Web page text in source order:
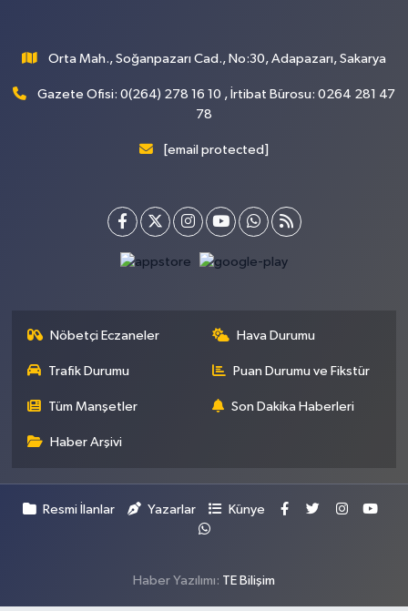
Orta Mah., Soğanpazarı Cad., No:30, Adapazarı, Sakarya
Gazete Ofisi: 0(264) 278 16 10 , İrtibat Bürosu: 0264 281 47
78
[email protected]
Nöbetçi Eczaneler Hava Durumu
Trafik Durumu Puan Durumu ve Fikstür
Tüm Manşetler Son Dakika Haberleri
Haber Arşivi
Resmi İlanlar Yazarlar Künye
Haber Yazılımı: TE Bilişim